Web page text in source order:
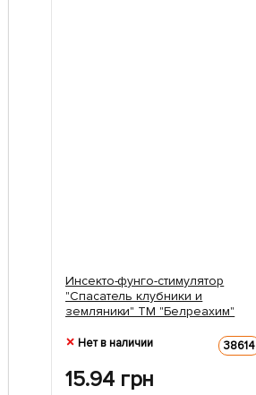
Инсекто-фунго-стимулятор
"Спасатель клубники и
земляники" ТМ "Белреахим"
Нет в наличии 38614
15.94грн